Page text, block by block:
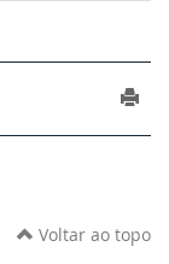
Voltar ao topo